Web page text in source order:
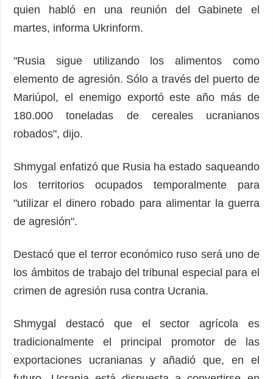
ADICIONAL
Podcasts
Entrevistas
Video
Releases
SERVICIOS
imágenes
quien habló en una reunión del Gabinete el
martes, informa Ukrinform.
"Rusia sigue utilizando los alimentos como
elemento de agresión. Sólo a través del puerto de
Mariúpol, el enemigo exportó este año más de
180.000 toneladas de cereales ucranianos
robados", dijo.
Shmygal enfatizó que Rusia ha estado saqueando
los territorios ocupados temporalmente para
"utilizar el dinero robado para alimentar la guerra
de agresión".
Destacó que el terror económico ruso será uno de
los ámbitos de trabajo del tribunal especial para el
crimen de agresión rusa contra Ucrania.
Shmygal destacó que el sector agrícola es
tradicionalmente el principal promotor de las
exportaciones ucranianas y añadió que, en el